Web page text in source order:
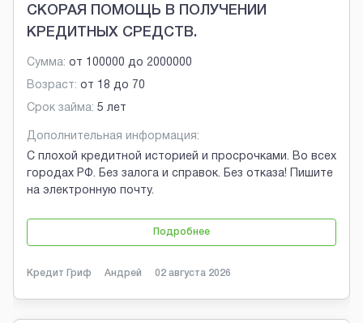
СКОРАЯ ПОМОЩЬ В ПОЛУЧЕНИИ
КРЕДИТНЫХ СРЕДСТВ.
Сумма: от 100000 до 2000000
Возраст: от 18 до 70
Срок займа: 5 лет
Дополнительная информация:
С плохой кредитной историей и просрочками. Во всех
городах РФ. Без залога и справок. Без отказа! Пишите
на электронную почту.
Подробнее
Кредит Гриф Андрей 02 августа 2026